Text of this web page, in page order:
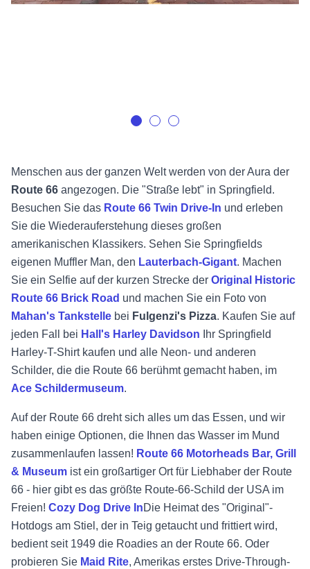
Menschen aus der ganzen Welt werden von der Aura der
Route 66 angezogen. Die "Straße lebt" in Springfield.
Besuchen Sie das Route 66 Twin Drive-In und erleben
Sie die Wiederauferstehung dieses großen
amerikanischen Klassikers. Sehen Sie Springfields
eigenen Muffler Man, den Lauterbach-Gigant. Machen
Sie ein Selfie auf der kurzen Strecke der Original Historic
Route 66 Brick Road und machen Sie ein Foto von
Mahan's Tankstelle bei Fulgenzi's Pizza. Kaufen Sie auf
jeden Fall bei Hall's Harley Davidson Ihr Springfield
Harley-T-Shirt kaufen und alle Neon- und anderen
Schilder, die die Route 66 berühmt gemacht haben, im
Ace Schildermuseum.
Auf der Route 66 dreht sich alles um das Essen, und wir
haben einige Optionen, die Ihnen das Wasser im Mund
zusammenlaufen lassen! Route 66 Motorheads Bar, Grill
& Museum ist ein großartiger Ort für Liebhaber der Route
66 - hier gibt es das größte Route-66-Schild der USA im
Freien! Cozy Dog Drive InDie Heimat des "Original"-
Hotdogs am Stiel, der in Teig getaucht und frittiert wird,
bedient seit 1949 die Roadies an der Route 66. Oder
probieren Sie Maid Rite, Amerikas erstes Drive-Through-